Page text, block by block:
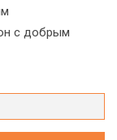
с добрым